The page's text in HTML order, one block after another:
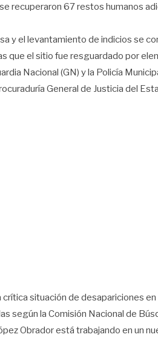
recuperaron 67 restos humanos
y el levantamiento de indicios se
que el sitio fue resguardado por
Nacional (GN) y la Policía
General de Justicia del
situación de desapariciones
según la Comisión Nacional de
Obrador está trabajando en un